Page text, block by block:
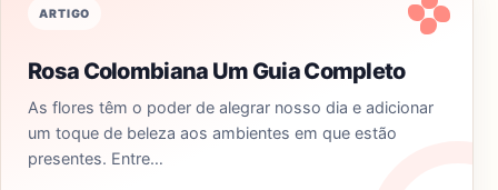
ARTIGO
Rosa Colombiana Um Guia Completo
As flores têm o poder de alegrar nosso dia e adicionar
um toque de beleza aos ambientes em que estão
presentes. Entre…